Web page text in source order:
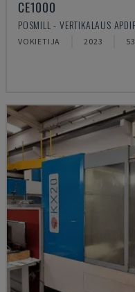
CE1000
POSMILL - VERTIKALAUS
VOKIETIJA 2023